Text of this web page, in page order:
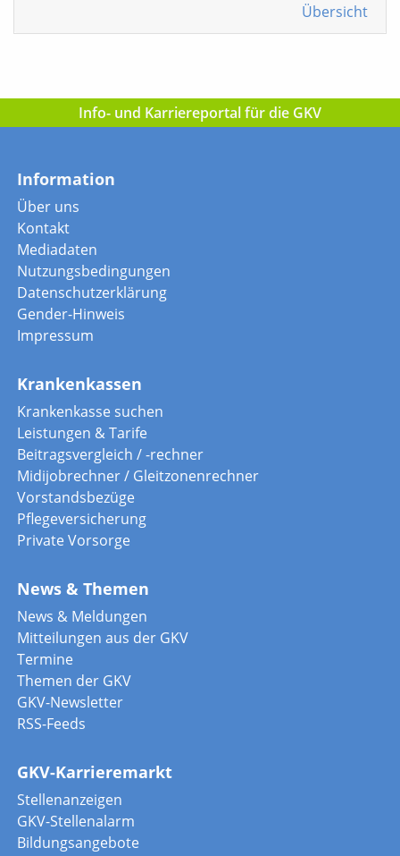
Übersicht
Info- und Karriereportal für die GKV
Information
Über uns
Kontakt
Mediadaten
Nutzungsbedingungen
Datenschutzerklärung
Gender-Hinweis
Impressum
Krankenkassen
Krankenkasse suchen
Leistungen & Tarife
Beitragsvergleich / -rechner
Midijobrechner / Gleitzonenrechner
Vorstandsbezüge
Pflegeversicherung
Private Vorsorge
News & Themen
News & Meldungen
Mitteilungen aus der GKV
Termine
Themen der GKV
GKV-Newsletter
RSS-Feeds
GKV-Karrieremarkt
Stellenanzeigen
GKV-Stellenalarm
Bildungsangebote